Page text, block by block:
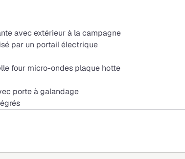
avec extérieur à la campagne
par un portail électrique
four micro-ondes plaque hotte
porte à galandage